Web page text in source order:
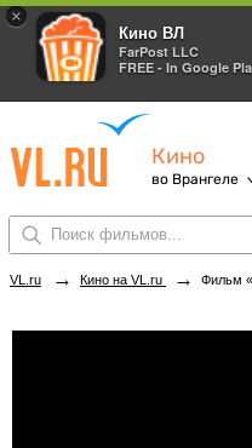
×
Кино ВЛ
FarPost LLC
FREE - In Google
Кино
во Врангеле
VL.ru → Кино на VL.ru → Фильм